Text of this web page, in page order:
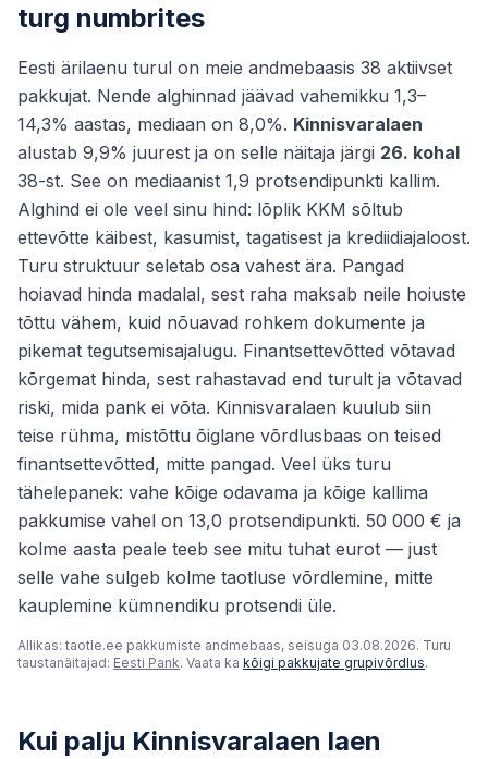
turg numbrites
Eesti ärilaenu turul on meie andmebaasis 38 aktiivset
pakkujat. Nende alghinnad jäävad vahemikku 1,3–
14,3% aastas, mediaan on 8,0%. Kinnisvaralaen
alustab 9,9% juurest ja on selle näitaja järgi 26. kohal
38-st. See on mediaanist 1,9 protsendipunkti kallim.
Alghind ei ole veel sinu hind: lõplik KKM sõltub
ettevõtte käibest, kasumist, tagatisest ja krediidiajaloost.
Turu struktuur seletab osa vahest ära. Pangad
hoiavad hinda madalal, sest raha maksab neile hoiuste
tõttu vähem, kuid nõuavad rohkem dokumente ja
pikemat tegutsemisajalugu. Finantsettevõtted võtavad
kõrgemat hinda, sest rahastavad end turult ja võtavad
riski, mida pank ei võta. Kinnisvaralaen kuulub siin
teise rühma, mistõttu õiglane võrdlusbaas on teised
finantsettevõtted, mitte pangad. Veel üks turu
tähelepanek: vahe kõige odavama ja kõige kallima
pakkumise vahel on 13,0 protsendipunkti. 50 000 € ja
kolme aasta peale teeb see mitu tuhat eurot — just
selle vahe sulgeb kolme taotluse võrdlemine, mitte
kauplemine kümnendiku protsendi üle.
Allikas: taotle.ee pakkumiste andmebaas, seisuga 03.08.2026. Turu
taustanäitajad: Eesti Pank. Vaata ka kõigi pakkujate grupivõrdlus.
Kui palju Kinnisvaralaen laen